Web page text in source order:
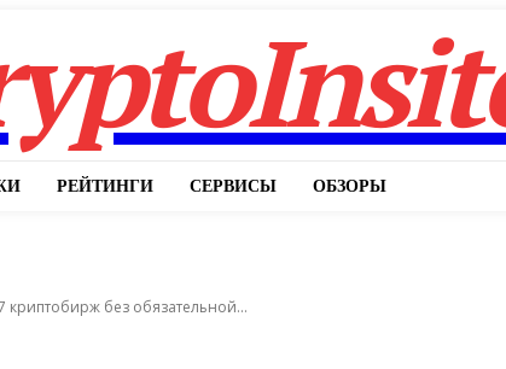
РЕЙТИНГИ СЕРВИСЫ ОБЗОРЫ
криптобирж без обязательной...